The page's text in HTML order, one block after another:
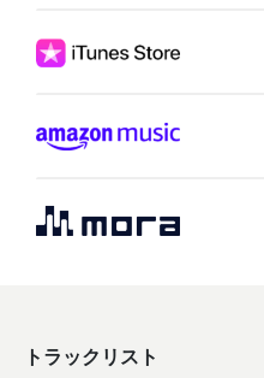
トラックリスト